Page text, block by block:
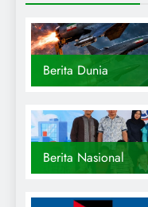
Berita Dunia
Berita Nasional